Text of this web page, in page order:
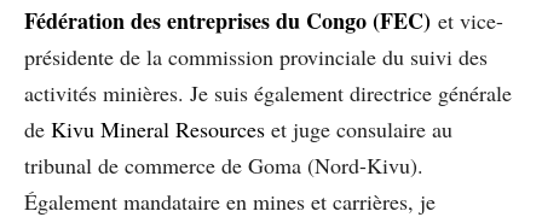
Fédération des entreprises du Congo (FEC) et vice-
présidente de la commission provinciale du suivi des
activités minières. Je suis également directrice générale
de Kivu Mineral Resources et juge consulaire au
tribunal de commerce de Goma (Nord-Kivu).
Également mandataire en mines et carrières, je